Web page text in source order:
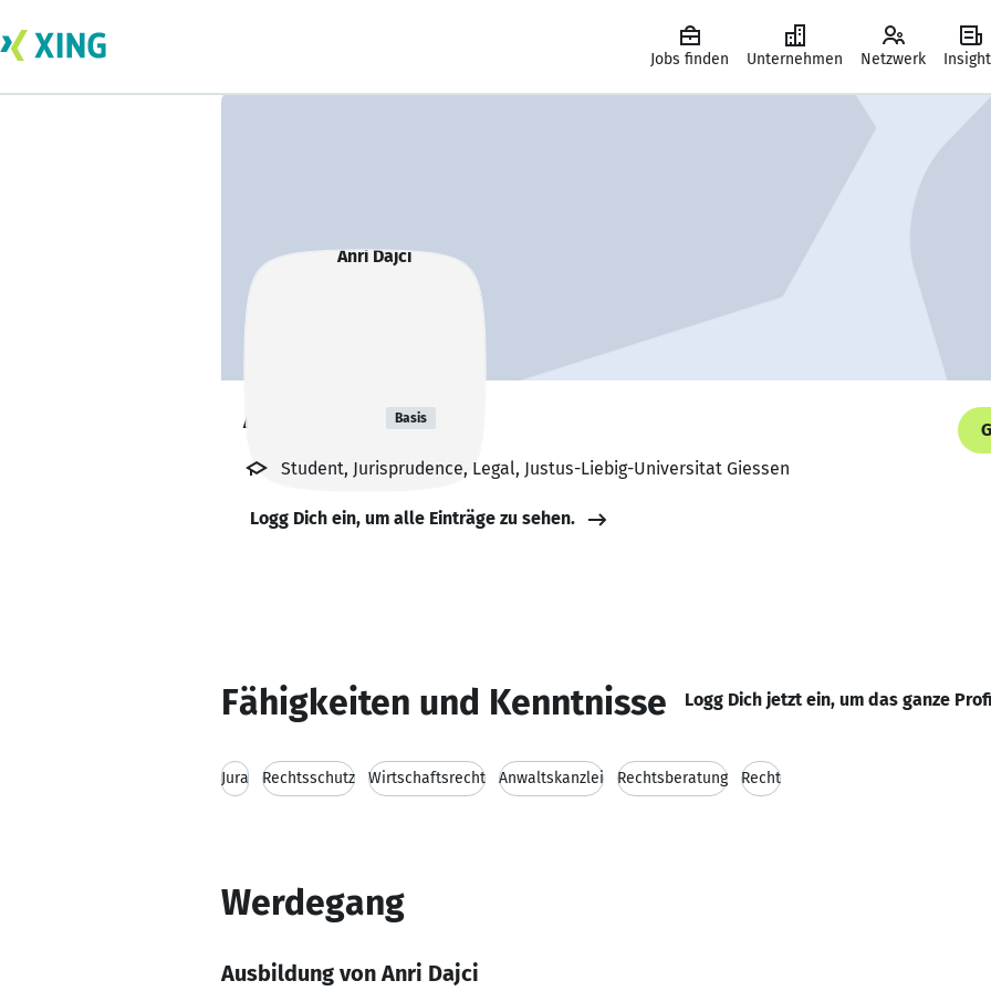
Jobs finden Unternehmen Netzwerk
Anri Dajci Basis
Student, Jurisprudence, Legal, Justus-Liebig-Universitat Giessen
Logg Dich ein, um alle Einträge zu sehen.
Fähigkeiten und Kenntnisse Logg Dich jetzt ein, um das ganze
Jura Rechtsschutz Wirtschaftsrecht Anwaltskanzlei Rechtsberatung Recht
Werdegang
Ausbildung von Anri Dajci